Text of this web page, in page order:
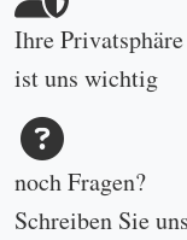
Ihre Privatsphäre
ist uns wichtig
noch Fragen?
Schreiben Sie uns